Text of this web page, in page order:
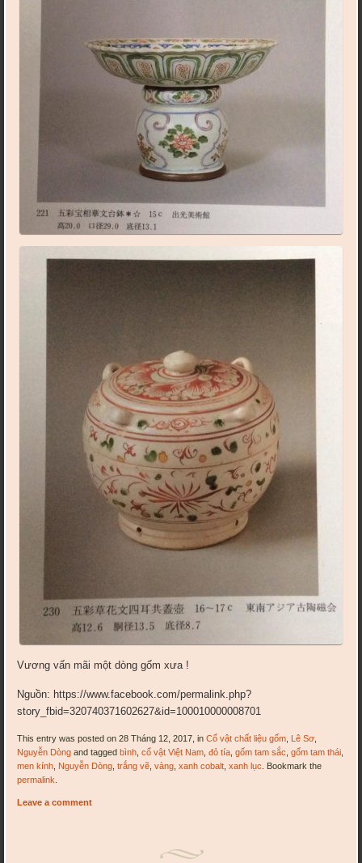
Vương vấn mãi một dòng gốm xưa !
Nguồn: https://www.facebook.com/permalink.php?
story_fbid=320740371602627&id=100010000008701
This entry was posted on 28 Tháng 12, 2017, inCổ vật chất liệu gốm Lê Sơ
Nguyễn Dòng and tagged bình ,cổ vật Việt Nam ,đỏ tía ,gốm tam sắc ,gốm tam thái
men kính Nguyễn Dòng ,trắng vẽ ,vàng ,xanh cobalt ,xanh lục
. Bookmark the
permalink
Leave a comment